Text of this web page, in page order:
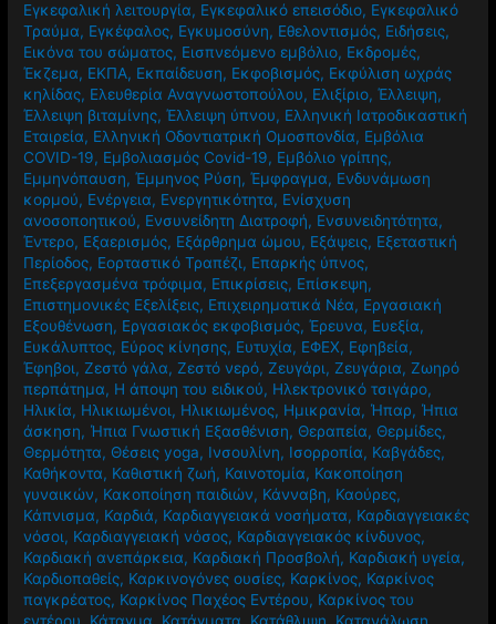
Εγκεφαλική λειτουργία, Εγκεφαλικό επεισόδιο, Εγκεφαλικό
Τραύμα, Εγκέφαλος, Εγκυμοσύνη, Εθελοντισμός, Ειδήσεις,
Εικόνα του σώματος, Εισπνεόμενο εμβόλιο, Εκδρομές,
Έκζεμα, ΕΚΠΑ, Εκπαίδευση, Εκφοβισμός, Εκφύλιση ωχράς
κηλίδας, Ελευθερία Αναγνωστοπούλου, Ελιξίριο,Έλλειψη,
Έλλειψη βιταμίνης,Έλλειψη ύπνου, Ελληνική Ιατροδικαστική
Εταιρεία, Ελληνική Οδοντιατρική Ομοσπονδία, Εμβόλια
COVID-19, Εμβολιασμός Covid-19, Εμβόλιο γρίπης,
Εμμηνόπαυση,Έμμηνος Ρύση,Έμφραγμα, Ενδυνάμωση
κορμού, Ενέργεια, Ενεργητικότητα, Ενίσχυση
ανοσοποητικού, Ενσυνείδητη Διατροφή, Ενσυνειδητότητα,
Έντερο, Εξαερισμός, Εξάρθρημα ώμου, Εξάψεις, Εξεταστική
Περίοδος, Εορταστικό Τραπέζι, Επαρκής ύπνος,
Επεξεργασμένα τρόφιμα, Επικρίσεις, Επίσκεψη,
Επιστημονικές Εξελίξεις, Επιχειρηματικά Νέα, Εργασιακή
Εξουθένωση, Εργασιακός εκφοβισμός,Έρευνα, Ευεξία,
Ευκάλυπτος, Εύρος κίνησης, Ευτυχία, ΕΦΕΧ, Εφηβεία,
Έφηβοι,Ζεστό γάλα,Ζεστό νερό,Ζευγάρι,Ζευγάρια,Ζωηρό
περπάτημα, Η άποψη του ειδικού, Ηλεκτρονικό τσιγάρο,
Ηλικία, Ηλικιωμένοι, Ηλικιωμένος, Ημικρανία, Ήπαρ, Ήπια
άσκηση, Ήπια Γνωστική Εξασθένιση, Θεραπεία, Θερμίδες,
Θερμότητα, Θέσεις yoga, Ινσουλίνη, Ισορροπία, Καβγάδες,
Καθήκοντα, Καθιστική ζωή, Καινοτομία, Κακοποίηση
γυναικών, Κακοποίηση παιδιών, Κάνναβη, Καούρες,
Κάπνισμα, Καρδιά, Καρδιαγγειακά νοσήματα, Καρδιαγγειακές
νόσοι, Καρδιαγγειακή νόσος, Καρδιαγγειακός κίνδυνος,
Καρδιακή ανεπάρκεια, Καρδιακή Προσβολή, Καρδιακή υγεία,
Καρδιοπαθείς, Καρκινογόνες ουσίες, Καρκίνος, Καρκίνος
παγκρέατος, Καρκίνος Παχέος Εντέρου, Καρκίνος του